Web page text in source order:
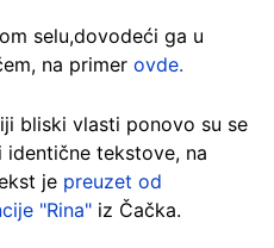
selu,dovodeći ga u
na primer ovde.
bliski vlasti ponovo su se
tekstove, na
je preuzet od
"Rina" iz Čačka.